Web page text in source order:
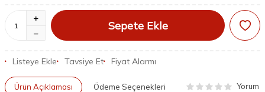
Sepete Ekle
Listeye Ekle Tavsiye Et Fiyat Alarmı
Ürün Açıklaması Ödeme Seçenekleri Yorum